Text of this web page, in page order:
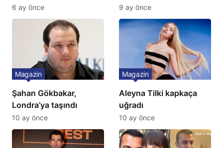
Yok, Tuvalet Yok!”
Çağla Şikel’den Şok
6 ay önce
Türkiye’de bir ilk:
Gözünü 2 ilçeye dikti!
9 ay önce
Şahan Gökbakar,
Londra’ya taşındı
Magazin
10 ay önce
Aleyna Tilki kapkaça
uğradı
Magazin
10 ay önce